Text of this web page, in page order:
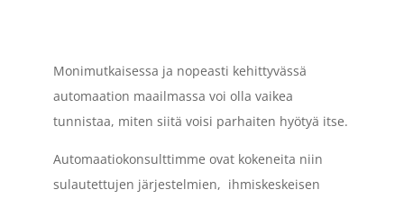
Monimutkaisessa ja nopeasti kehittyvässä
automaation maailmassa voi olla vaikea
tunnistaa, miten siitä voisi parhaiten hyötyä itse.
Automaatiokonsulttimme ovat kokeneita niin
sulautettujen järjestelmien, ihmiskeskeisen